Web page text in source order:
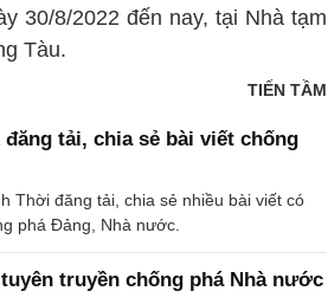
30/8/2022 đến nay, tại Nhà tạm
Tàu.
TIẾN TẦM
tải, chia sẻ bài viết chống
Thời đăng tải, chia sẻ nhiều bài viết có
phá Đảng, Nhà nước.
truyền chống phá Nhà nước